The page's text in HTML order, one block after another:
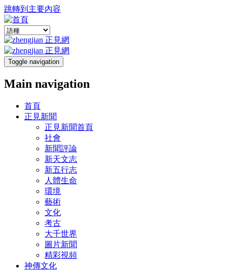
跳轉到主要內容
Toggle navigation
Main navigation
首頁
正見新聞
正見新聞首頁
社會
新聞評論
新天文志
新五行志
人體生命
環境
藝術
文化
考古
大千世界
圖片新聞
精彩視頻
神傳文化